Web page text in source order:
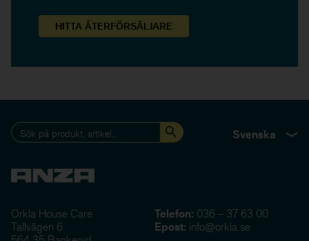
HITTA ÅTERFÖRSÄLJARE
Svenska
Orkla House Care
Tallvägen 6
Telefon: 036 – 37 63 00
Epost: info@orkla.se